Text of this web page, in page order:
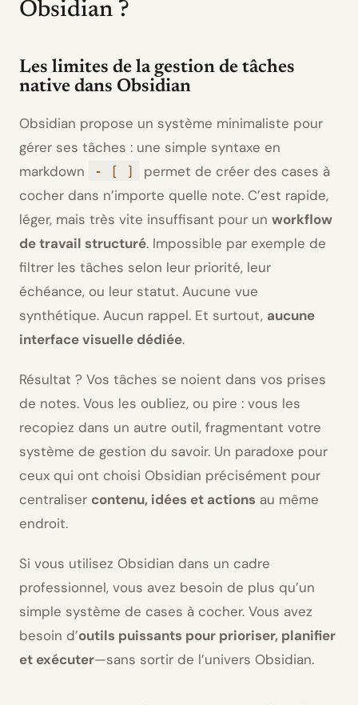
Obsidian ?
Les limites de la gestion de tâches
native dans Obsidian
Obsidian propose un système minimaliste pour
gérer ses tâches : une simple syntaxe en
markdown
- [ ]
permet de créer des cases à
cocher dans n’importe quelle note. C’est rapide,
léger, mais très vite insuffisant pour un workflow
de travail structuré. Impossible par exemple de
filtrer les tâches selon leur priorité, leur
échéance, ou leur statut. Aucune vue
synthétique. Aucun rappel. Et surtout, aucune
interface visuelle dédiée.
Résultat ? Vos tâches se noient dans vos prises
de notes. Vous les oubliez, ou pire : vous les
recopiez dans un autre outil, fragmentant votre
système de gestion du savoir. Un paradoxe pour
ceux qui ont choisi Obsidian précisément pour
centraliser contenu, idées et actions au même
endroit.
Si vous utilisez Obsidian dans un cadre
professionnel, vous avez besoin de plus qu’un
simple système de cases à cocher. Vous avez
besoin d’outils puissants pour prioriser, planifier
et exécuter—sans sortir de l’univers Obsidian.